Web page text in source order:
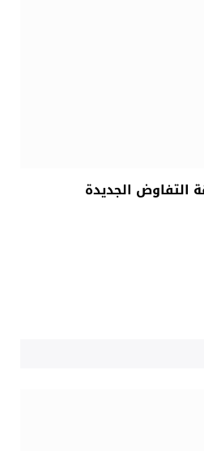
التفاوض الجديدة